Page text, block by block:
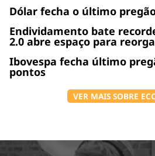
Dólar fecha o último
Endividamento bate
2.0 abre espaço para
Ibovespa fecha último
pontos
VER MAIS SOBRE